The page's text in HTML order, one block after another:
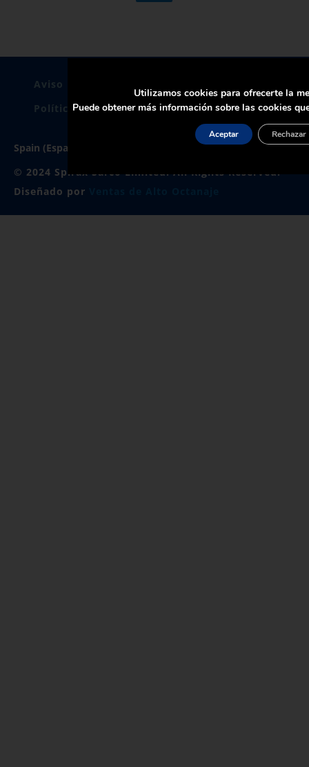
Aviso Legal
Política de Cookies
Certificados
Spain (España)
© 2024 Spirax Sarco Limited. All Rights Reserved.
Diseñado por
Utilizamos cookies para ofrecerte la
Puede obtener más información sobre las cookies
Aceptar Rechazar